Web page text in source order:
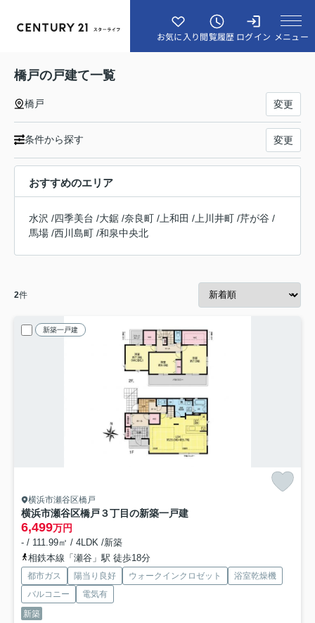
お気に入り閲覧履歴 ログイン メニュー
橋戸の戸建て一覧
橋戸 変更
条件から探す 変更
おすすめのエリア
水沢 /四季美台 /大鋸 /奈良町 / 上和田 / 上川井町 /芹が谷 /
馬場 /西川島町 /和泉中央北
2件
新築一戸建
横浜市瀬谷区橋戸
横浜市瀬谷区橋戸３丁目の新築一戸建
6,499万円
- / 111.99㎡ / 4LDK /新築
相鉄本線「瀬谷」駅 徒歩18分
都市ガス 陽当り良好 ウォークインクロゼット
浴室乾燥機
バルコニー
電気有
新築